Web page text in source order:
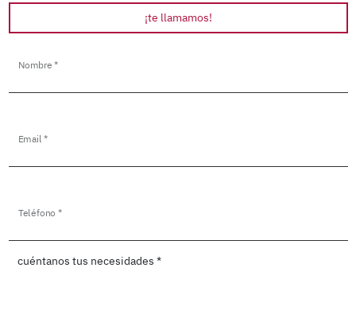
¡te llamamos!
Nombre *
Email *
Teléfono *
cuéntanos tus necesidades *